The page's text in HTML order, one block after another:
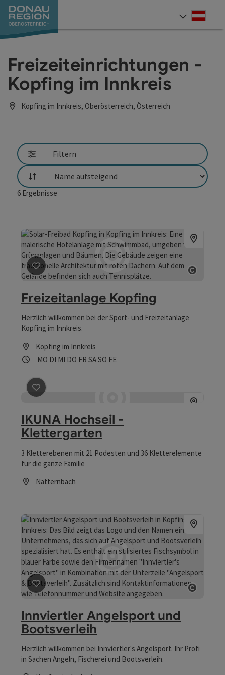
Zum Inhalt
Zur Navigation
Zum Seitenanfang
Zur Kontaktseite
Zum Impressum
Zur Startseite
Freizeiteinrichtungen -
Kopfing im Innkreis
Kopfing im Innkreis, Oberösterreich, Österreich
Filtern
Sortierung
6 Ergebnisse
Beitrag merken: Freizeitanlage Kopfing
Freizeitanlage Kopfing
Herzlich willkommen bei der Sport- und Freizeitanlage
Kopfing im Innkreis.
Kopfing im Innkreis
Öffnungszeiten
MO Montag geöffnet
DI Dienstag geöffnet
MI Mittwoch geöffnet
DO Donnerstag geöffnet
FR Freitag geöffnet
SASamstag geöffnet
SO Sonntag geöffnet
FEFeiertag geöffnet
Beitrag merken : IKUNA Hochseil - Klettergarten
IKUNA Hochseil -
Klettergarten
3 Kletterebenen mit 21 Podesten und 36 Kletterelemente
für die ganze Familie
Natternbach
Beitrag merken: Innviertler Angelsport und
Innviertler Angelsport und
Bootsverleih
Herzlich willkommen bei Innviertler's Angelsport. Ihr Profi
in Sachen Angeln, Fischerei und Bootsverleih.